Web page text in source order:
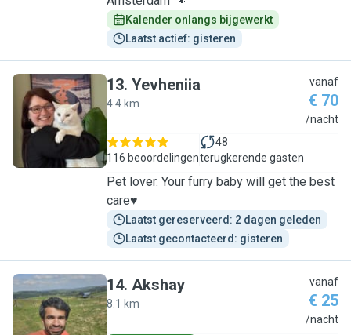
Kalender onlangs bijgewerkt
Laatst actief: gisteren
Y
13. Yevheniia
4.4 km
vanaf
€ 70
/nacht
116 beoordelingen
48
terugkerende gasten
Pet lover. Your furry baby will get the best
care♥️
Laatst gereserveerd: 2 dagen geleden
Laatst gecontacteerd: gisteren
A
14. Akshay
8.1 km
vanaf
€ 25
/nacht